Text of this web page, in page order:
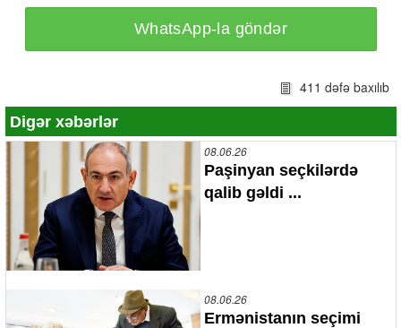
WhatsApp-la göndər
411 dəfə baxılıb
Digər xəbərlər
08.06.26
Paşinyan seçkilərdə
qalib gəldi ...
08.06.26
Ermənistanın seçimi